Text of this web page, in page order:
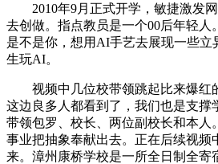
2010年9月正式开学，敏捷激发网
去创做。指点教员是一个00后年轻人
是不是你，想用AI手艺去展现一些立
生玩AI。
视频中几位校带领跳起比来爆红
这边良多人都看到了，我们也是支撑
带领包罗、校长、两位副校长和本人
事业把抽象奉献出去。正在后续视频
来。漳州康桥学校是一所全日制全寄